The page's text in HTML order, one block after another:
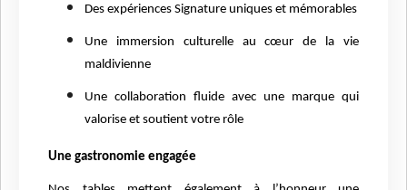
Des expériences Signature uniques et mémorables
Une immersion culturelle au cœur de la vie
maldivienne
Une collaboration fluide avec une marque qui
valorise et soutient votre rôle
Une gastronomie engagée